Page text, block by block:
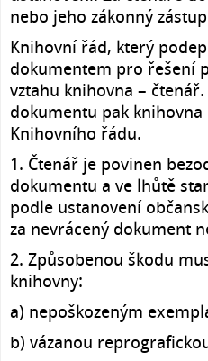
nebo jeho zákonný
Knihovní řád, který
dokumentem pro řešení
vztahu knihovna –
dokumentu pak
Knihovního řádu.
1. Čtenář je povinen
dokumentu a ve lhůtě
podle ustanovení
za nevrácený dokument
2. Způsobenou škodu
knihovny:
a) nepoškozeným
b) vázanou